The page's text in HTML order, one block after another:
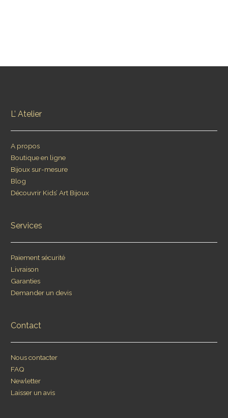
L’ Atelier
A propos
Boutique en ligne
Bijoux sur-mesure
Blog
Découvrir Kids’ Art Bijoux
Services
Paiement sécurité
Livraison
Garanties
Demander un devis
Contact
Nous contacter
FAQ
Newletter
Laisser un avis